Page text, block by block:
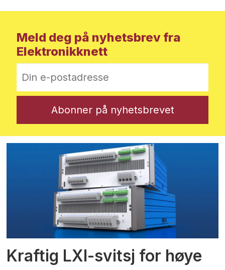
Meld deg på nyhetsbrev fra
Elektronikknett
Kraftig LXI-svitsj for høye